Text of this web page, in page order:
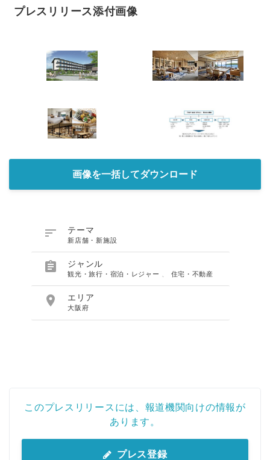
プレスリリース添付画像
画像を一括してダウンロード
 テーマ
新店舗・新施設
 ジャンル
観光・旅行・宿泊・レジャー 住宅・不動産
 エリア
大阪府
このプレスリリースには、報道機関向けの情報が
あります。
プレス登録